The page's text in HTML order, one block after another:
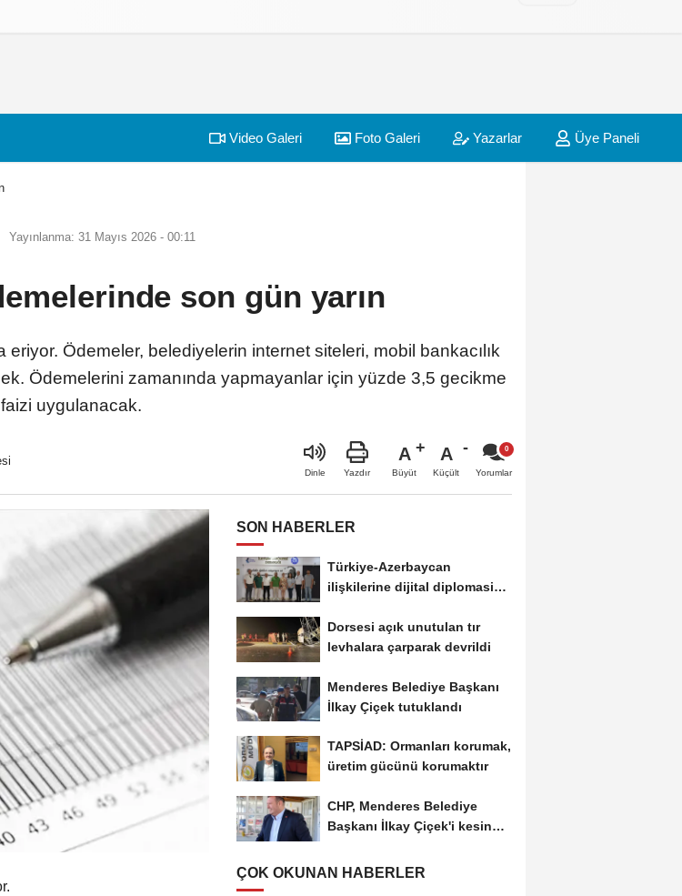
Video Galeri Foto Galeri Yazarlar Üye Paneli
Yayınlanma: 31 Mayıs 2026 - 00:11
son gün yarın
Ödemeler, belediyelerin internet siteleri, mobil bankacılık
Ödemelerini zamanında yapmayanlar için yüzde 3,5 gecikme
faizi uygulanacak.
Dinle Yazdır
A
Büyüt
A
Küçült Yorumlar
SON HABERLER
Türkiye-Azerbaycan
ilişkilerine dijital diplomasi
Dorsesi açık unutulan tır
levhalara çarparak devrildi
Menderes Belediye Başkanı
İlkay Çiçek tutuklandı
TAPSİAD: Ormanları korumak,
üretim gücünü korumaktır
CHP, Menderes Belediye
Başkanı İlkay Çiçek'i kesin
ÇOK OKUNAN HABERLER